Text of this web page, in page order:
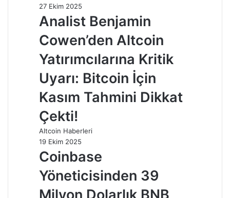
27 Ekim 2025
Analist Benjamin
Cowen’den Altcoin
Yatırımcılarına Kritik
Uyarı: Bitcoin İçin
Kasım Tahmini Dikkat
Çekti!
Altcoin Haberleri
19 Ekim 2025
Coinbase
Yöneticisinden 39